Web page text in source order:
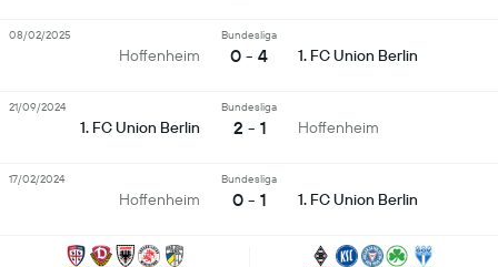
Hoffenheim
Bundesliga
0 - 4 1. FC Union Berlin
08/02/2025
1. FC Union Berlin
Bundesliga
2 - 1 Hoffenheim
21/09/2024
Hoffenheim
Bundesliga
0 - 1 1. FC Union Berlin
17/02/2024